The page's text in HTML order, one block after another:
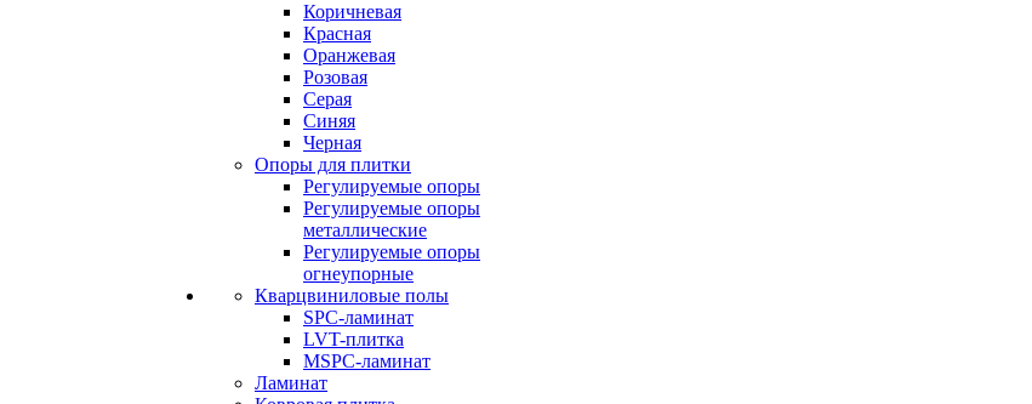
Коричневая
Красная
Оранжевая
Розовая
Серая
Синяя
Черная
Опоры для плитки
Регулируемые опоры
Регулируемые опоры
металлические
Регулируемые опоры
огнеупорные
Кварцвиниловые полы
SPC-ламинат
LVT-плитка
MSPC-ламинат
Ламинат